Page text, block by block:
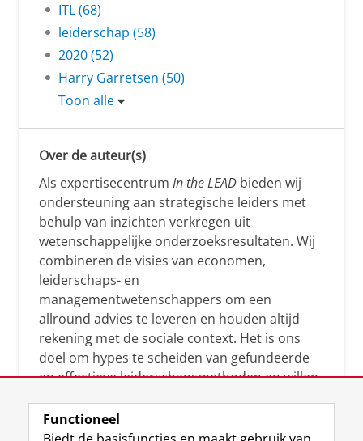
ITL (68)
leiderschap (58)
2020 (52)
Harry Garretsen (50)
Toon alle
Over de auteur(s)
Als expertisecentrum In the LEAD bieden wij
ondersteuning aan strategische leiders met
behulp van inzichten verkregen uit
wetenschappelijke onderzoeksresultaten. Wij
combineren de visies van economen,
leiderschaps- en
managementwetenschappers om een
allround advies te leveren en houden altijd
rekening met de sociale context. Het is ons
doel om hypes te scheiden van gefundeerde
en effectieve leiderschapsmethoden en willen
manier te reageren op economische en
maatschappelijke kwesties. Samen tillen wij
Functioneel